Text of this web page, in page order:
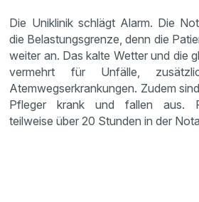
Die Uniklinik schlägt Alarm. Die
die Belastungsgrenze, denn die
weiter an. Das kalte Wetter und die
vermehrt für Unfälle,
Atemwegserkrankungen. Zudem
Pfleger krank und fallen aus.
teilweise über 20 Stunden in der